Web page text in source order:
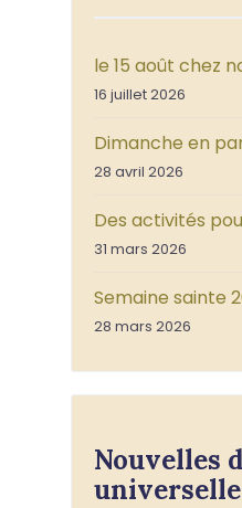
le 15 août chez
16 juillet 2026
Dimanche en
28 avril 2026
Des activités
31 mars 2026
Semaine sainte
28 mars 2026
Nouvelles
universelle